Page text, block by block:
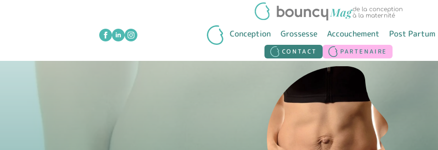
de la conception
à la maternité
Conception Grossesse Accouchement Post Partum
CONTACT PARTENAIRE